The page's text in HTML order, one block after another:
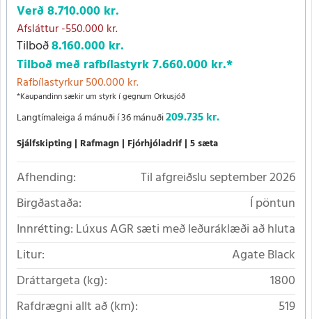
Verð8.710.000 kr.
Afsláttur-550.000 kr.
Tilboð8.160.000 kr.
Tilboð með rafbílastyrk7.660.000 kr.*
Rafbílastyrkur 500.000 kr.
*Kaupandinn sækir um styrk í gegnum Orkusjóð
Langtímaleiga á mánuði í 36 mánuði209.735 kr.
Sjálfskipting Rafmagn Fjórhjóladrif 5 sæta
Afhending:
Til afgreiðslu september 2026
Birgðastaða:
Í pöntun
Innrétting: Lúxus AGR sæti með leðuráklæði að hluta
Litur:
Agate Black
Dráttargeta (kg):
1800
Rafdrægni allt að (km):
519